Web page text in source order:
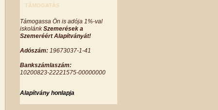
TÁMOGATÁS
Támogassa Ön is adója 1%-val
iskolánkSzemerések a
Szemeréért Alapítványát!
Adószám: 19673037-1-41
Bankszámlaszám:
10200823-22221575-00000000
Alapítvány honlapja